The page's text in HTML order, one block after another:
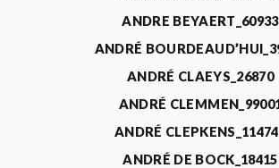
ANDRE BEYAERT_60933
ANDRÉ
ANDRÉ CLAEYS_26870
ANDRÉ
ANDRÉ
ANDRÉ DE BOCK_18415